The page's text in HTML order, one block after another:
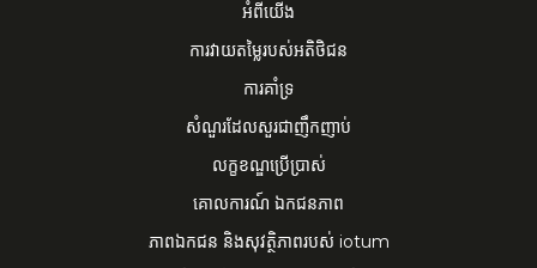
អំពីយើង
ការវាយតម្លៃរបស់អតិថិជន
ការគាំទ្រ
សំណួរដែលសួរជាញឹកញាប់
លក្ខខណ្ឌប្រើប្រាស់
គោលការណ៍ ​ឯកជនភាព
ភាពឯកជន និងសុវត្ថិភាពរបស់ iotum